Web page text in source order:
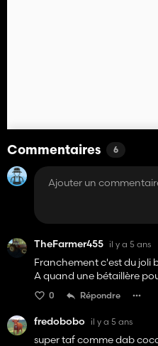
Commentaires 6
TheFarmer455 il y a 5 ans
Franchement c'est du joli
A quand une bétaillère
0 Répondre
fredobobo il y a 5 ans
super taf comme dab